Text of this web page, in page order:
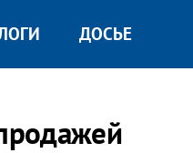
ДОСЬЕ